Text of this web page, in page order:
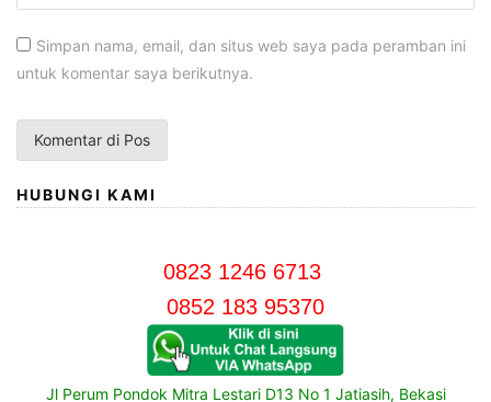
Simpan nama, email, dan situs web saya pada peramban ini
untuk komentar saya berikutnya.
HUBUNGI KAMI
0823 1246 6713
0852 183 95370
Jl Perum Pondok Mitra Lestari D13 No 1 Jatiasih, Bekasi